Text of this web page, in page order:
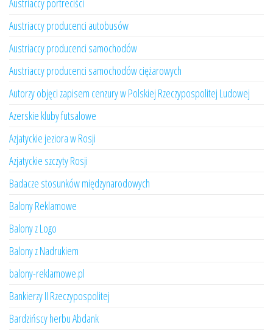
Austriaccy portreciści
Austriaccy producenci autobusów
Austriaccy producenci samochodów
Austriaccy producenci samochodów ciężarowych
Autorzy objęci zapisem cenzury w Polskiej Rzeczypospolitej Ludowej
Azerskie kluby futsalowe
Azjatyckie jeziora w Rosji
Azjatyckie szczyty Rosji
Badacze stosunków międzynarodowych
Balony Reklamowe
Balony z Logo
Balony z Nadrukiem
balony-reklamowe.pl
Bankierzy II Rzeczypospolitej
Bardzińscy herbu Abdank